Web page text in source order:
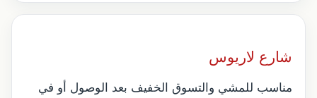
شارع لاريوس
مناسب للمشي والتسوق الخفيف بعد الوصول أو في